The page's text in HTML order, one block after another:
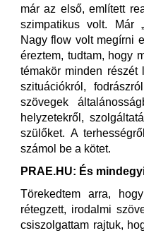
már az első, említett
szimpatikus volt. Már
Nagy flow volt megírni
éreztem, tudtam, hogy
témakör minden
szituációkról,
szövegek
helyzetekről,
szülőket. A
számol be a kötet.
PRAE.HU: És
Törekedtem arra,
rétegzett, irodalmi
csiszolgattam rajtuk,